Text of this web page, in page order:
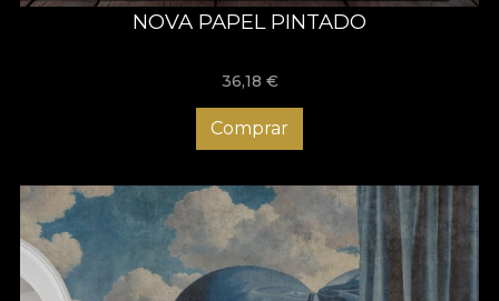
NOVA PAPEL PINTADO
36,18 €
Comprar